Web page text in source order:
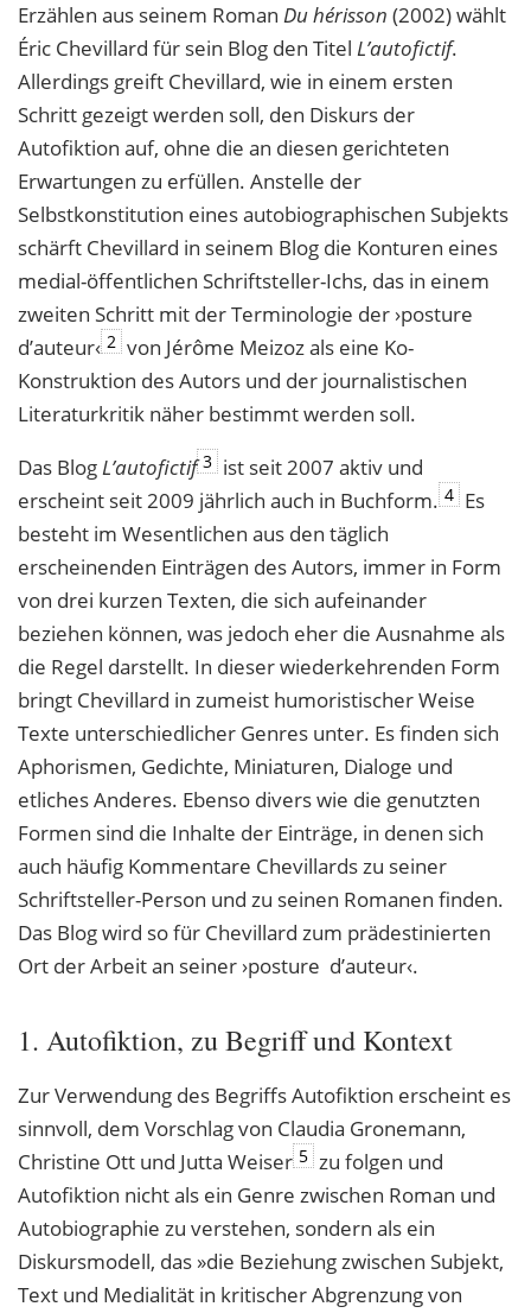
Erzählen aus seinem Roman Du hérisson (2002) wählt
Éric Chevillard für sein Blog den Titel L’autofictif.
Allerdings greift Chevillard, wie in einem ersten
Schritt gezeigt werden soll, den Diskurs der
Autofiktion auf, ohne die an diesen gerichteten
Erwartungen zu erfüllen. Anstelle der
Selbstkonstitution eines autobiographischen Subjekts
schärft Chevillard in seinem Blog die Konturen eines
medial-öffentlichen Schriftsteller-Ichs, das in einem
zweiten Schritt mit der Terminologie der ›posture
d’auteur‹ 2 von Jérôme Meizoz als eine Ko-
Konstruktion des Autors und der journalistischen
Literaturkritik näher bestimmt werden soll.
Das BlogL’autofictif 3 ist seit 2007 aktiv und
erscheint seit 2009 jährlich auch in Buchform. 4 Es
besteht im Wesentlichen aus den täglich
erscheinenden Einträgen des Autors, immer in Form
von drei kurzen Texten, die sich aufeinander
beziehen können, was jedoch eher die Ausnahme als
die Regel darstellt. In dieser wiederkehrenden Form
bringt Chevillard in zumeist humoristischer Weise
Texte unterschiedlicher Genres unter. Es finden sich
Aphorismen, Gedichte, Miniaturen, Dialoge und
etliches Anderes. Ebenso divers wie die genutzten
Formen sind die Inhalte der Einträge, in denen sich
auch häufig Kommentare Chevillards zu seiner
Schriftsteller-Person und zu seinen Romanen finden.
Das Blog wird so für Chevillard zum prädestinierten
Ort der Arbeit an seiner ›posture d’auteur‹.
1. Autofiktion, zu Begriff und Kontext
Zur Verwendung des Begriffs Autofiktion erscheint es
sinnvoll, dem Vorschlag von Claudia Gronemann,
Christine Ott und Jutta Weiser 5 zu folgen und
Autofiktion nicht als ein Genre zwischen Roman und
Autobiographie zu verstehen, sondern als ein
Diskursmodell, das »die Beziehung zwischen Subjekt,
Text und Medialität in kritischer Abgrenzung von